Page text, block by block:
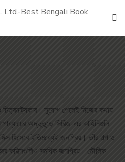
চিত্রনাট্যকার। সুযোগ পেলেই নিজের কথায়
অদ্ভুতুড়ে সিরিজ-এর কাহিনিগুলি
হিসেবে ইতিমধ্যেই জনপ্রিয়। তাঁর গল্প ও
কমিক্সগুলিও সমধিক জনপ্রিয়। মৌলিক